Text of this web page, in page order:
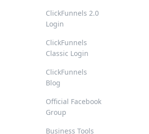
ClickFunnels 2.0
Login
ClickFunnels
Classic Login
ClickFunnels
Blog
Official Facebook
Group
Business Tools